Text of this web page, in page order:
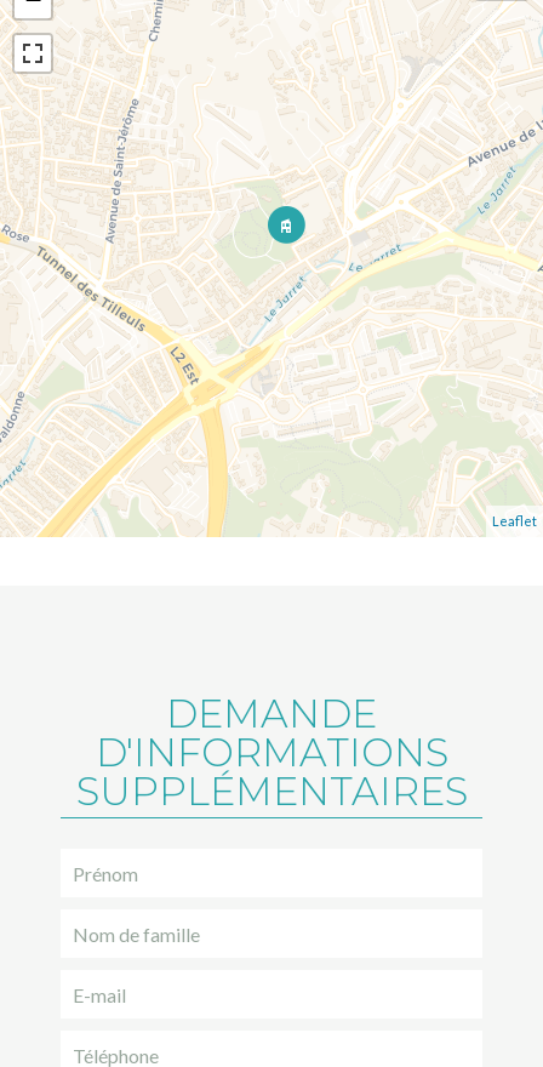
Leaflet
DEMANDE
D'INFORMATIONS
SUPPLÉMENTAIRES